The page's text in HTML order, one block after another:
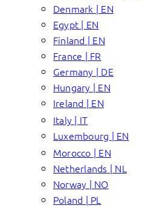
Denmark | EN
Egypt | EN
Finland | EN
France | FR
Germany | DE
Hungary | EN
Ireland | EN
Italy | IT
Luxembourg | EN
Morocco | EN
Netherlands | NL
Norway | NO
Poland | PL